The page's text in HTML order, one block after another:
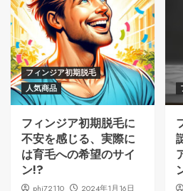
フィンジア初期脱毛
人気商品
フィンジア初期脱毛に
不安を感じる、実際に
は育毛への希望のサイ
ン!?
phi72110
2024年1月16日